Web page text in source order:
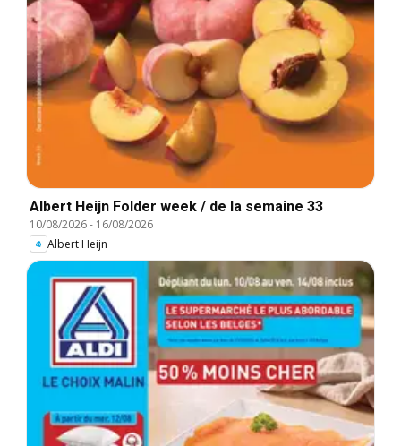
Albert Heijn Folder week / de la semaine 33
10/08/2026- 16/08/2026
Albert Heijn